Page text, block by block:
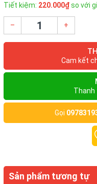
Tiết kiệm: 220.000₫so với
– +
Cam kết
Thanh
Gọi
Sản phẩm tương tự